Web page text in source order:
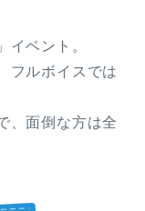
イベント。
フルボイスでは
、面倒な方は全